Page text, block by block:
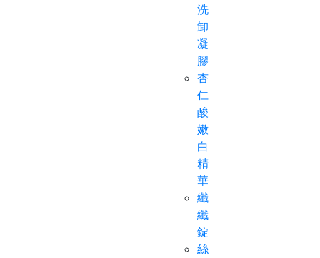
洗
卸
凝
膠
杏
仁
酸
嫩
白
精
華
纖
纖
錠
絲